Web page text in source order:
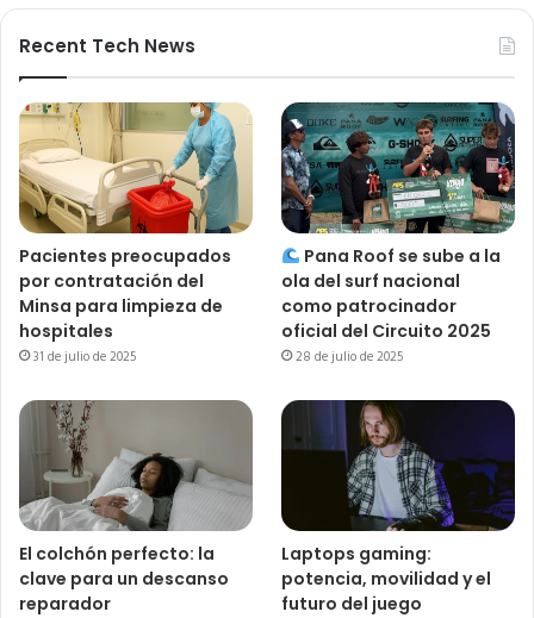
Recent Tech News
Pacientes preocupados
por contratación del
Minsa para limpieza de
hospitales
31 de julio de 2025
Pana Roof se sube a la
ola del surf nacional
como patrocinador
oficial del Circuito 2025
28 de julio de 2025
El colchón perfecto: la
clave para un descanso
reparador
Laptops gaming:
potencia, movilidad y el
futuro del juego